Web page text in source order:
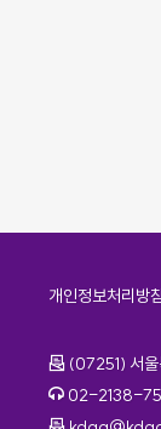
개인정보처리방침
주소
(07251) 서울
전화번호
02-2138-